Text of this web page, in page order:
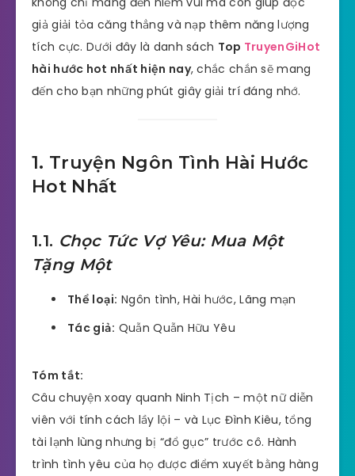
giả giải tỏa căng thẳng và nạp thêm năng lượng
tích cực. Dưới đây là danh sách Top TruyenGiHot
hài hước hot nhất hiện nay, chắc chắn sẽ mang
đến cho bạn những phút giây giải trí đáng nhớ.
1. Truyện Ngôn Tình Hài Hước
Hot Nhất
1.1. Chọc Tức Vợ Yêu: Mua Một
Tặng Một
Thể loại: Ngôn tình, Hài hước, Lãng mạn
Tác giả: Quẫn Quẫn Hữu Yêu
Tóm tắt:
Câu chuyện xoay quanh Ninh Tịch – một nữ diễn
viên với tính cách lầy lội – và Lục Đình Kiêu, tổng
tài lạnh lùng nhưng bị “đổ gục” trước cô. Hành
trình tình yêu của họ được điểm xuyết bằng hàng